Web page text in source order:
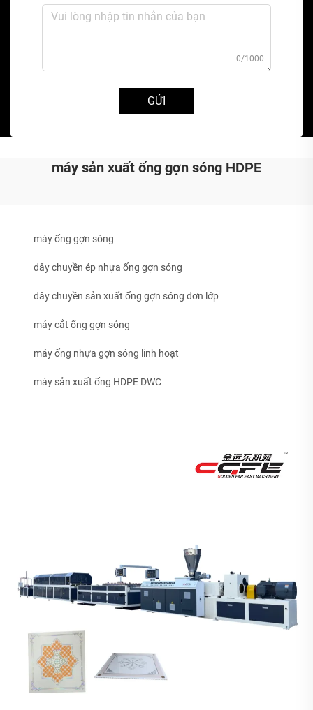
0/1000
GỬI
máy sản xuất ống gợn sóng HDPE
máy ống gợn sóng
dây chuyền ép nhựa ống gợn sóng
dây chuyền sản xuất ống gợn sóng đơn lớp
máy cắt ống gợn sóng
máy ống nhựa gợn sóng linh hoạt
máy sản xuất ống HDPE DWC